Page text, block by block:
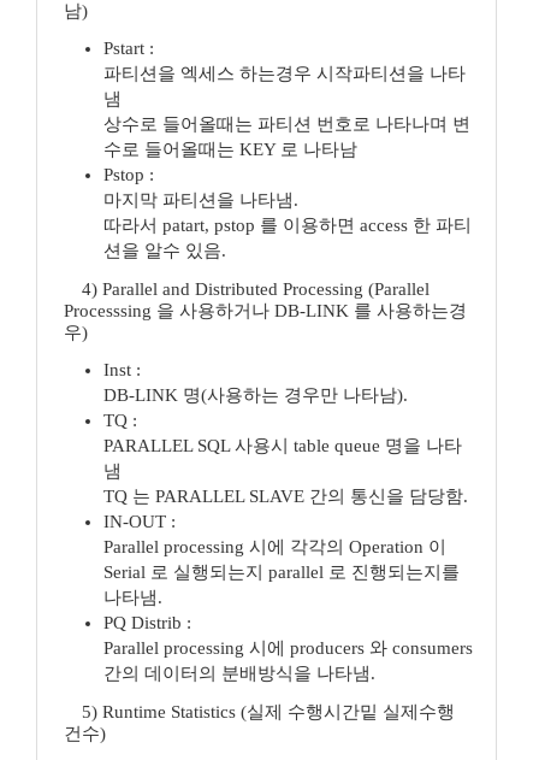
남)
Pstart :
파티션을 엑세스 하는경우 시작파티션을 나타
냄
상수로 들어올때는 파티션 번호로 나타나며 변
수로 들어올때는 KEY 로 나타남
Pstop :
마지막 파티션을 나타냄.
따라서 patart, pstop 를 이용하면 access 한 파티
션을 알수 있음.
4) Parallel and Distributed Processing (Parallel
Processsing 을 사용하거나 DB-LINK 를 사용하는경
우)
Inst :
DB-LINK 명(사용하는 경우만 나타남).
TQ :
PARALLEL SQL 사용시 table queue 명을 나타
냄
TQ 는 PARALLEL SLAVE 간의 통신을 담당함.
IN-OUT :
Parallel processing 시에 각각의 Operation 이
Serial 로 실행되는지 parallel 로 진행되는지를
나타냄.
PQ Distrib :
Parallel processing 시에 producers 와 consumers
간의 데이터의 분배방식을 나타냄.
5) Runtime Statistics (실제 수행시간밑 실제수행
건수)